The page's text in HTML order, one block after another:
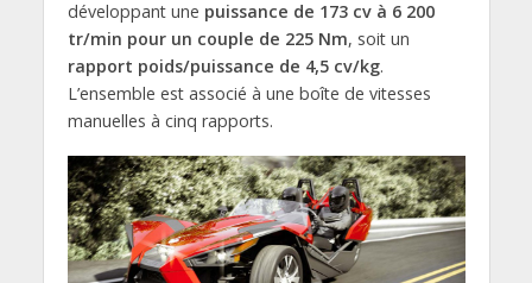
développant une puissance de 173 cv à 6 200
tr/min pour un couple de 225 Nm, soit un
rapport poids/puissance de 4,5 cv/kg.
L’ensemble est associé à une boîte de vitesses
manuelles à cinq rapports.